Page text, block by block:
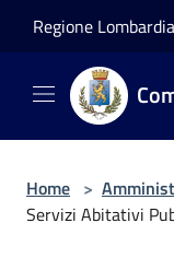
Regione Lombardia
Home >
Servizi Abitativi